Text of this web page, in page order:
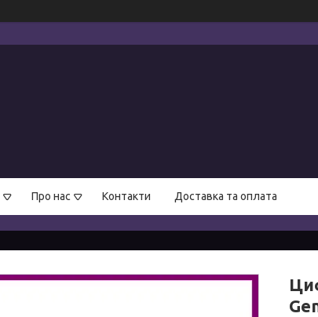
Про нас Контакти Доставка та оплата